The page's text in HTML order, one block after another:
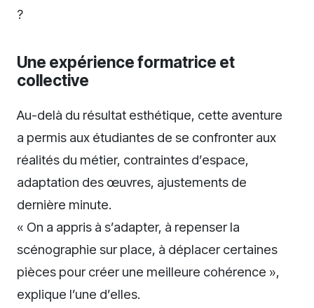
?
Une expérience formatrice et
collective
Au-delà du résultat esthétique, cette aventure
a permis aux étudiantes de se confronter aux
réalités du métier, contraintes d’espace,
adaptation des œuvres, ajustements de
dernière minute.
« On a appris à s’adapter, à repenser la
scénographie sur place, à déplacer certaines
pièces pour créer une meilleure cohérence »,
explique l’une d’elles.